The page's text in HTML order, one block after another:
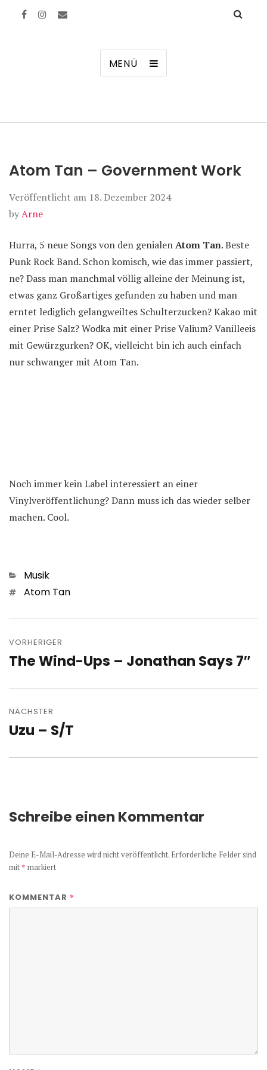
MENÜ
Atom Tan – Government Work
Veröffentlicht am 18. Dezember 2024
byArne
Hurra, 5 neue Songs von den genialenAtom Tan. Beste
Punk Rock Band. Schon komisch, wie das immer passiert,
ne? Dass man manchmal völlig alleine der Meinung ist,
etwas ganz Großartiges gefunden zu haben und man
erntet lediglich gelangweiltes Schulterzucken? Kakao mit
einer Prise Salz? Wodka mit einer Prise Valium? Vanilleeis
mit Gewürzgurken? OK, vielleicht bin ich auch einfach
nur schwanger mit Atom Tan.
Noch immer kein Label interessiert an einer
Vinylveröffentlichung? Dann muss ich das wieder selber
machen. Cool.
Kategorien
Musik
Schlagwörter
Atom Tan
VORHERIGER
Vorheriger
The Wind-Ups – Jonathan Says 7″
NÄCHSTER
Nächster
Uzu – S/T
Schreibe einen Kommentar
Deine E-Mail-Adresse wird nicht veröffentlicht. Erforderliche Felder sind
mit * markiert
KOMMENTAR *